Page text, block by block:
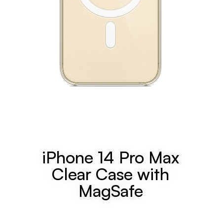
iPhone 14 Pro Max
Clear Case with
MagSafe